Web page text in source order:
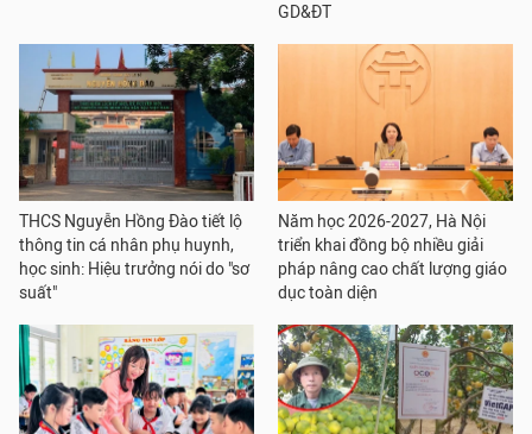
GD&ĐT
THCS Nguyễn Hồng Đào tiết lộ
thông tin cá nhân phụ huynh,
học sinh: Hiệu trưởng nói do "sơ
suất"
Năm học 2026-2027, Hà Nội
triển khai đồng bộ nhiều giải
pháp nâng cao chất lượng giáo
dục toàn diện